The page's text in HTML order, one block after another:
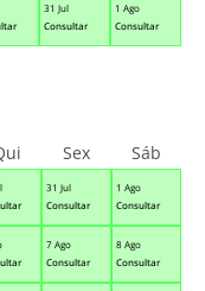
31 Jul
Consultar
1 Ago
Consultar
31 Jul
Consultar
1 Ago
Consultar
7 Ago
Consultar
8 Ago
Consultar
Sex Sáb